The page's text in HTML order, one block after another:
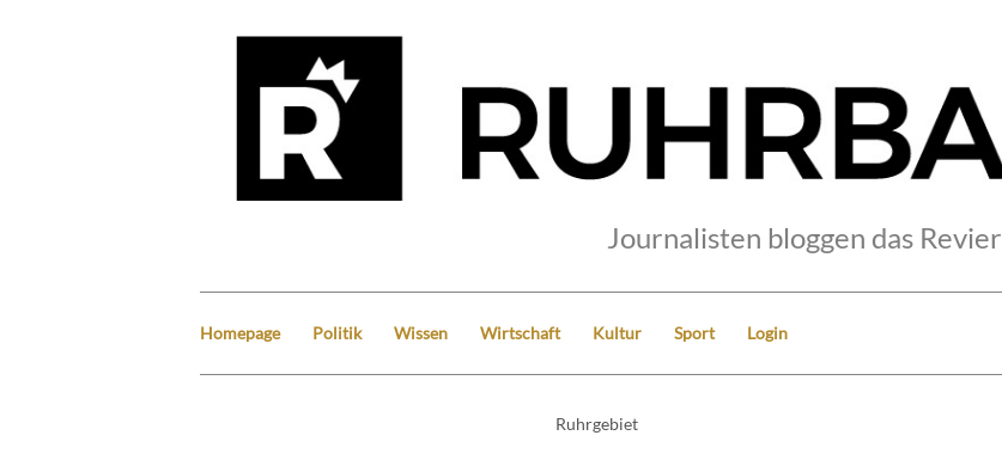
Journalisten bloggen das Revier
Homepage Politik Wissen Wirtschaft Kultur Sport Login
Ruhrgebiet